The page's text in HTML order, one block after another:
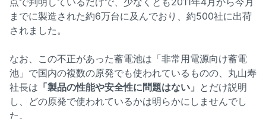
までに製造された約6万台に及んでおり、約500社に出荷
されました。
なお、この不正があった蓄電池は「非常用電源向け蓄電
池」で国内の複数の原発でも使われているものの、丸山寿
社長は 「製品の性能や安全性に問題はない」 とだけ説明
し、どの原発で使われているかは明らかにしませんでし
た。